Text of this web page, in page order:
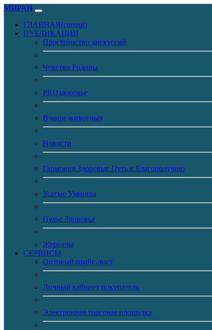
МИРАН
ГЛАВНАЯ(current)
ПУБЛИКАЦИИ
Пространство дискуссий
Чувство Родины
PROздоровье
В мире животных
Новости
Гармония Здоровья: Путь к Благополучию
Усатые Умницы
Пульс Здоровья
Журналы
CЕРВИСЫ
Оптовый прайс-лист
Личный кабинет покупателя
Электронная торговая площадка